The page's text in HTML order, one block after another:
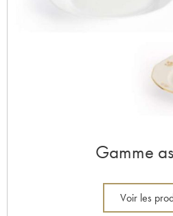
Gamme
Voir les